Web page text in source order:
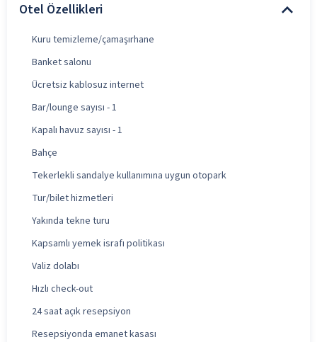
Otel Özellikleri
Kuru temizleme/çamaşırhane
Banket salonu
Ücretsiz kablosuz internet
Bar/lounge sayısı - 1
Kapalı havuz sayısı - 1
Bahçe
Tekerlekli sandalye kullanımına uygun otopark
Tur/bilet hizmetleri
Yakında tekne turu
Kapsamlı yemek israfı politikası
Valiz dolabı
Hızlı check-out
24 saat açık resepsiyon
Resepsiyonda emanet kasası